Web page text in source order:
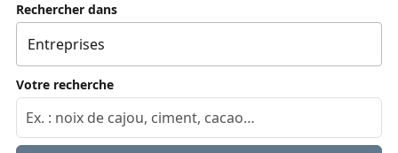
Rechercher dans
Votre recherche